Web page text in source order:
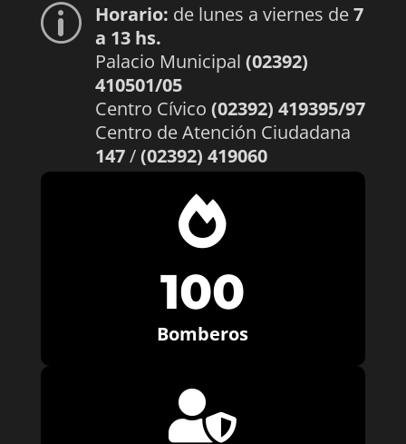
p Horario: de lunes a viernes de7
a 13 hs.
Palacio Municipal (02392)
410501/05
Centro Cívico (02392) 419395/97
Centro de Atención Ciudadana
147/(02392) 419060

100
Bomberos
